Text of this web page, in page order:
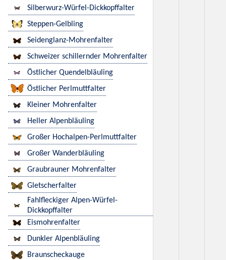
Silberwurz-Würfel-Dickkopffalter
Steppen-Gelbling
Seidenglanz-Mohrenfalter
Schweizer schillernder Mohrenfalter
Östlicher Quendelbläuling
Östlicher Perlmuttfalter
Kleiner Mohrenfalter
Heller Alpenbläuling
Großer Hochalpen-Perlmuttfalter
Großer Wanderbläuling
Graubrauner Mohrenfalter
Gletscherfalter
Fahlfleckiger Alpen-Würfel-
Dickkopffalter
Eismohrenfalter
Dunkler Alpenbläuling
Braunscheckauge